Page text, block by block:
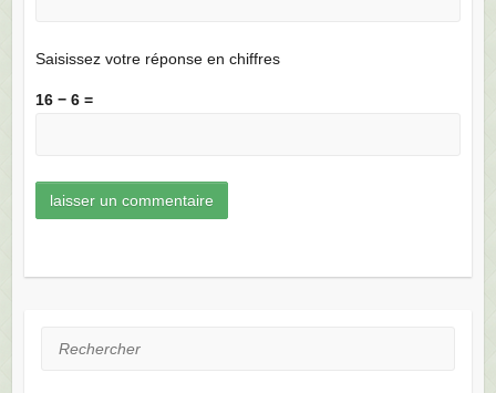
Saisissez votre réponse en chiffres
16 − 6 =
Rechercher